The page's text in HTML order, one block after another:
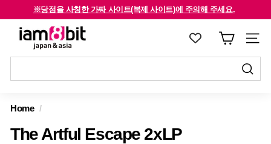
텐
이
지
※당점을 사칭한 가짜 사이트(복제 사이트)에 주의해 주세요.
해외 고객은 확인해주세요 /For international customers, click here.
8
t
출
기
제
Home /
The Artful Escape 2xLP